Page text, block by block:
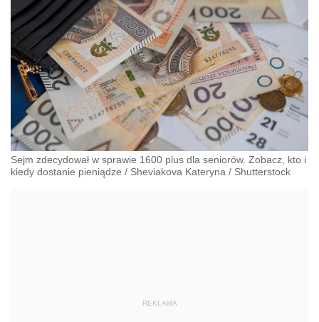
Sejm zdecydował w sprawie 1600 plus dla seniorów. Zobacz, kto i
kiedy dostanie pieniądze / Sheviakova Kateryna / Shutterstock